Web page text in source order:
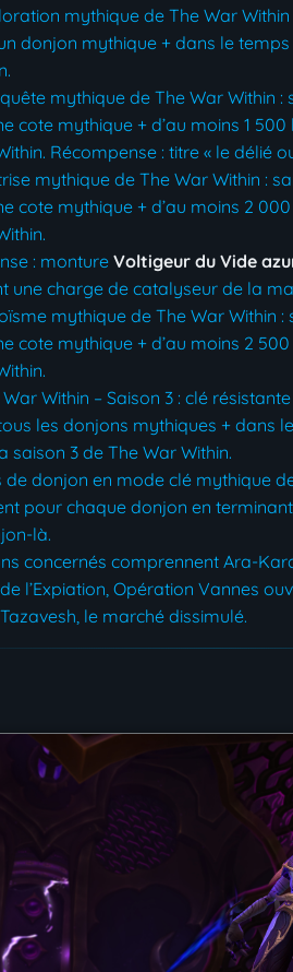
mythique de The War Within
donjon mythique + dans le
mythique de The War Within :
cote mythique + d’au moins 1
Récompense : titre « le délié
mythique de The War Within :
cote mythique + d’au moins 2
: montureVoltigeur du Vide
une charge de catalyseur de la
mythique de The War Within :
cote mythique + d’au moins 2
Within – Saison 3 : clé
les donjons mythiques + dans
saison 3 de The War Within.
de donjon en mode clé mythique
pour chaque donjon en
là.
concernés comprennent Ara-
l’Expiation, Opération Vannes
le marché dissimulé.